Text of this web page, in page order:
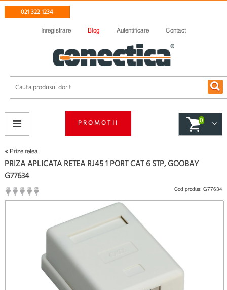
021 322 1234
Inregistrare Blog Autentificare Contact
PROMOTII 0
Prize retea
PRIZA APLICATA RETEA RJ45 1 PORT CAT 6 STP, GOOBAY
G77634
(
Cod produs: G77634